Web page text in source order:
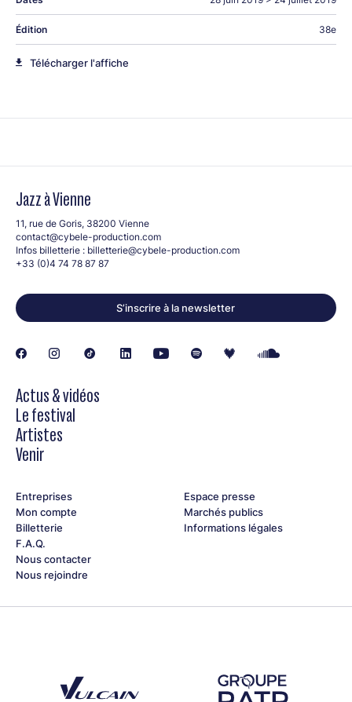
Édition 38e
Télécharger l'affiche
Jazz à Vienne
11, rue de Goris, 38200 Vienne
contact@cybele-production.com
Infos billetterie : billetterie@cybele-production.com
+33 (0)4 74 78 87 87
S’inscrire à la newsletter
Actus & vidéos
Le festival
Artistes
Venir
Entreprises
Mon compte
Billetterie
F.A.Q.
Nous contacter
Nous rejoindre
Espace presse
Marchés publics
Informations légales